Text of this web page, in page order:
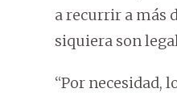
a recurrir a más
siquiera son
“Por necesidad,